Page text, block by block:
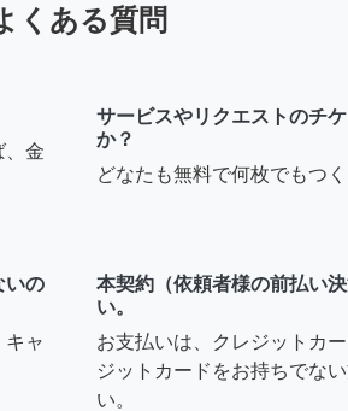
くある質問
、金
サービスやリクエストのチ
か？
どなたも無料で何枚でもつ
いの
キャ
本契約（依頼者様の前払い
い。
お支払いは、クレジットカ
ジットカードをお持ちでな
い。